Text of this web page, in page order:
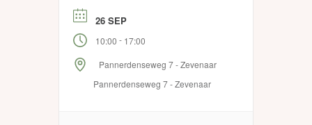
te veranderen, anders te zijn. Je
voelt jezelf genieten in elke vezel
van je lichaam. Het gaat vanzelf.
26 SEP
10:00 - 17:00
Pannerdenseweg 7 - Zevenaar
Pannerdenseweg 7 - Zevenaar